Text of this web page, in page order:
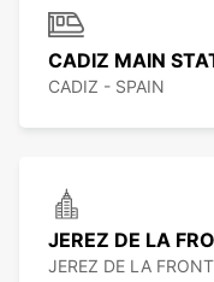
CADIZ MAIN
CADIZ - SPAIN
JEREZ DE LA
JEREZ DE LA